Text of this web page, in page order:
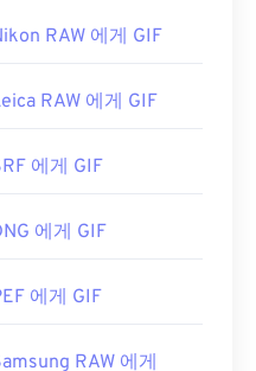
있습니다. 편집 목적
과 같은 애플
Elements, Roxio
를포함한 Adobe 이
RAW 에게 GIF
RAW 에게 GIF
에게 GIF
에게 GIF
에게 GIF
RAW 에게